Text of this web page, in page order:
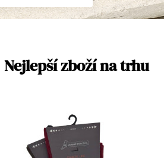
Nejlepší zboží na trhu